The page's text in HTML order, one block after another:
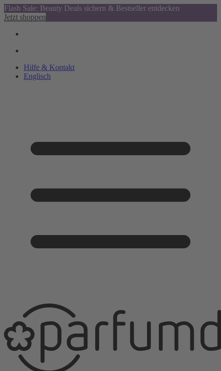
Flash Sale: Beauty Deals sichern & Bestseller entdecken
Jetzt shoppen
Hilfe & Kontakt
Englisch